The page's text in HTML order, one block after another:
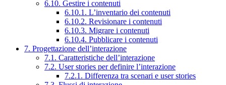
6.10. Gestire i contenuti
6.10.1. L’inventario dei contenuti
6.10.2. Revisionare i contenuti
6.10.3. Migrare i contenuti
6.10.4. Pubblicare i contenuti
7. Progettazione dell’interazione
7.1. Caratteristiche dell’interazione
7.2. User stories per definire l’interazione
7.2.1. Differenza tra scenari e user stories